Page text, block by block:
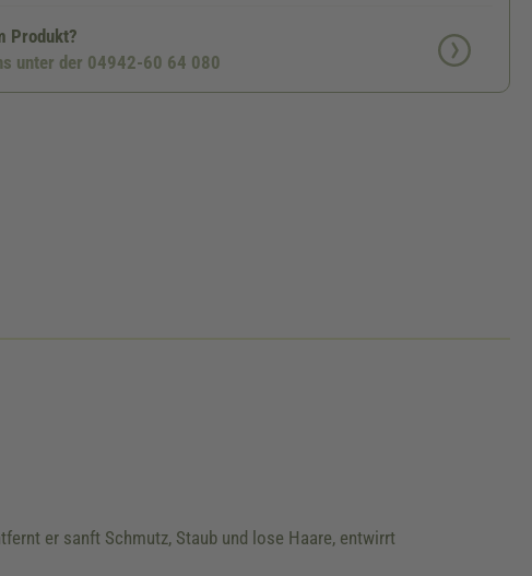
Produkt?
unter der 04942-60 64 080
er sanft Schmutz, Staub und lose Haare, entwirrt